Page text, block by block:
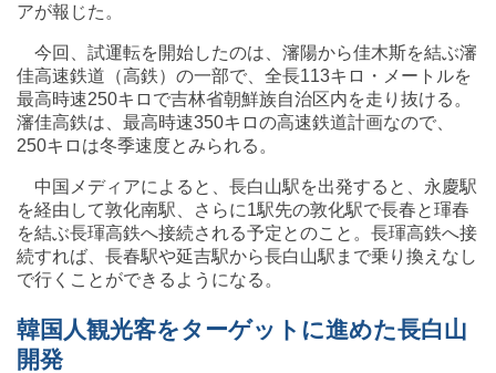
アが報じた。
今回、試運転を開始したのは、瀋陽から佳木斯を結ぶ瀋
佳高速鉄道（高鉄）の一部で、全長113キロ・メートルを
最高時速250キロで吉林省朝鮮族自治区内を走り抜ける。
瀋佳高鉄は、最高時速350キロの高速鉄道計画なので、
250キロは冬季速度とみられる。
中国メディアによると、長白山駅を出発すると、永慶駅
を経由して敦化南駅、さらに1駅先の敦化駅で長春と琿春
を結ぶ長琿高鉄へ接続される予定とのこと。長琿高鉄へ接
続すれば、長春駅や延吉駅から長白山駅まで乗り換えなし
で行くことができるようになる。
韓国人観光客をターゲットに進めた長白山
開発